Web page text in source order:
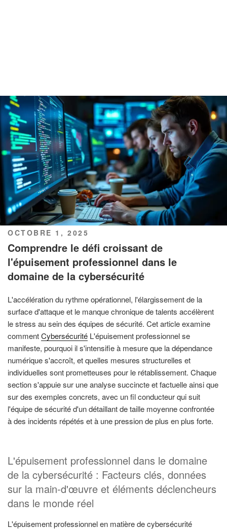
PUBLIÉ
LE
OCTOBRE 1, 2025
Comprendre le défi croissant de
l'épuisement professionnel dans le
domaine de la cybersécurité
L'accélération du rythme opérationnel, l'élargissement de la
surface d'attaque et le manque chronique de talents accélèrent
le stress au sein des équipes de sécurité. Cet article examine
commentCybersécurité L'épuisement professionnel se
manifeste, pourquoi il s'intensifie à mesure que la dépendance
numérique s'accroît, et quelles mesures structurelles et
individuelles sont prometteuses pour le rétablissement. Chaque
section s'appuie sur une analyse succincte et factuelle ainsi que
sur des exemples concrets, avec un fil conducteur qui suit
l'équipe de sécurité d'un détaillant de taille moyenne confrontée
à des incidents répétés et à une pression de plus en plus forte.
L'épuisement professionnel dans le domaine
de la cybersécurité : Facteurs clés, données
sur la main-d'œuvre et éléments déclencheurs
dans le monde réel
L'épuisement professionnel en matière de cybersécurité